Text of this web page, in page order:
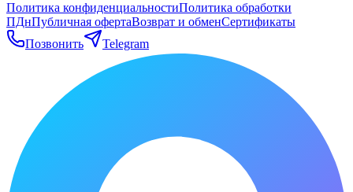
Политика конфиденциальностиПолитика обработки
ПДнПубличная офертаВозврат и обменСертификаты
Позвонить
Telegram